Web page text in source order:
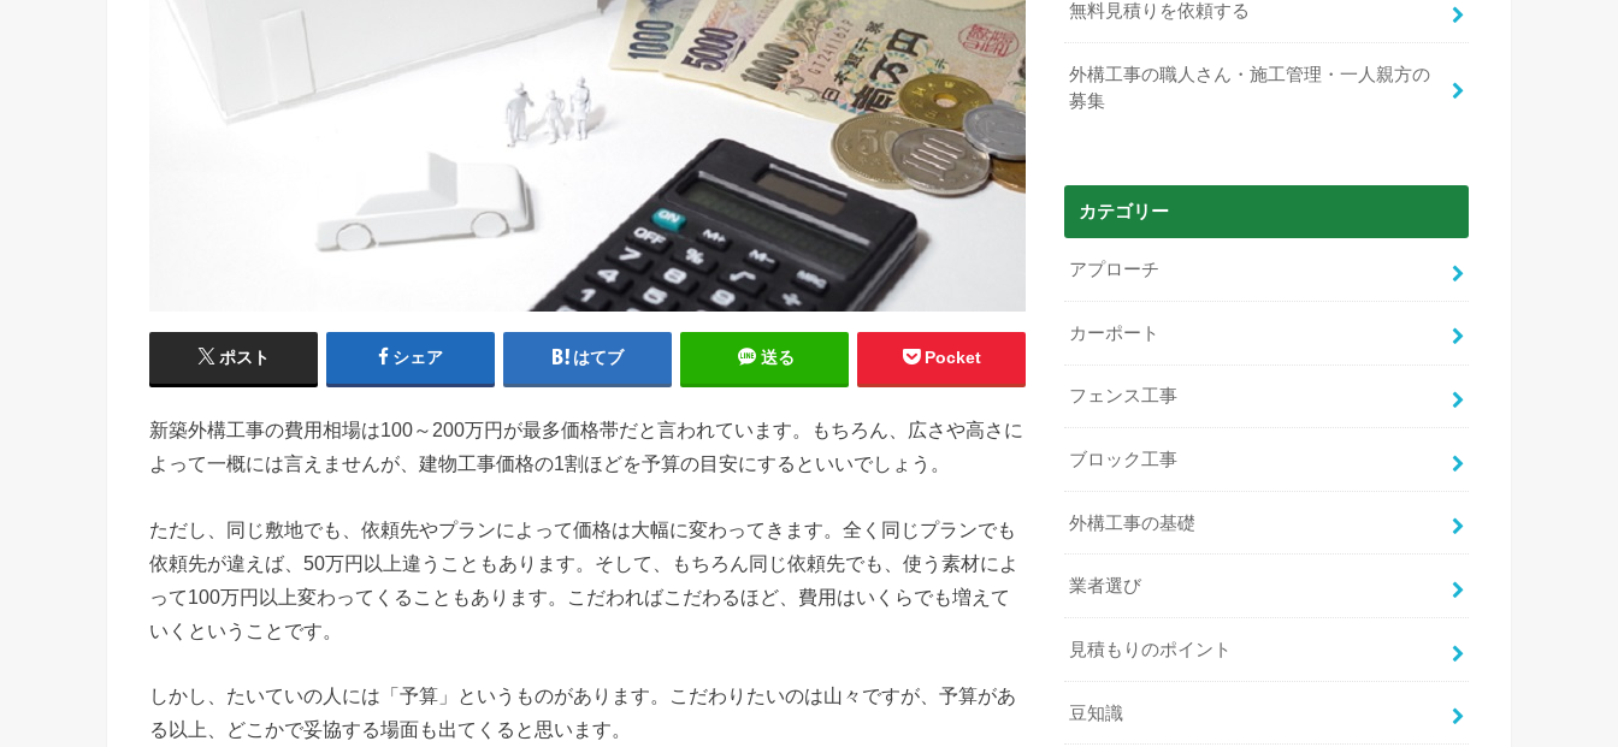
ポスト シェア はてブ 送る Pocket
新築外構工事の費用相場は100～200万円が最多価格帯だと言われています。もちろん、広さや高さに
よって一概には言えませんが、建物工事価格の1割ほどを予算の目安にするといいでしょう。
ただし、同じ敷地でも、依頼先やプランによって価格は大幅に変わってきます。全く同じプランでも
依頼先が違えば、50万円以上違うこともあります。そして、もちろん同じ依頼先でも、使う素材によ
って100万円以上変わってくることもあります。こだわればこだわるほど、費用はいくらでも増えて
いくということです。
しかし、たいていの人には「予算」というものがあります。こだわりたいのは山々ですが、予算があ
る以上、どこかで妥協する場面も出てくると思います。
無料見積りを依頼する
外構工事の職人さん・施工管理・一人親方の
募集
カテゴリー
アプローチ
カーポート
フェンス工事
ブロック工事
外構工事の基礎
業者選び
見積もりのポイント
豆知識